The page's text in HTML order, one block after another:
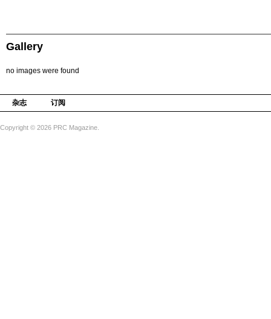
Gallery
no images were found
杂志 订阅
Copyright © 2026 PRC Magazine.